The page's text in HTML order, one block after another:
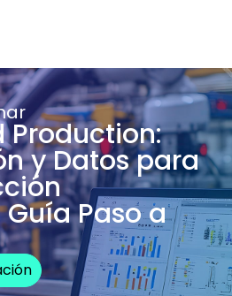
Production:
y Datos para
Paso a